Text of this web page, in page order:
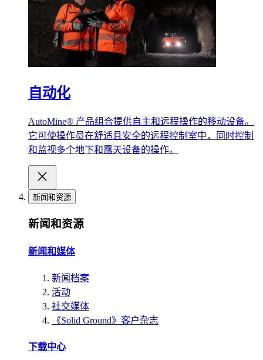
自动化
AutoMine® 产品组合提供自主和远程操作的移动设备。
它可使操作员在舒适且安全的远程控制室中，同时控制
和监视多个地下和露天设备的操作。
新闻和资源
新闻和资源
新闻和媒体
新闻档案
活动
社交媒体
《Solid Ground》客户杂志
下载中心